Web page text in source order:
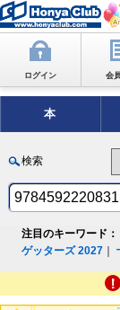
ログイン 会
本
検索
注目のキーワード：
ゲッターズ 2027 ｜